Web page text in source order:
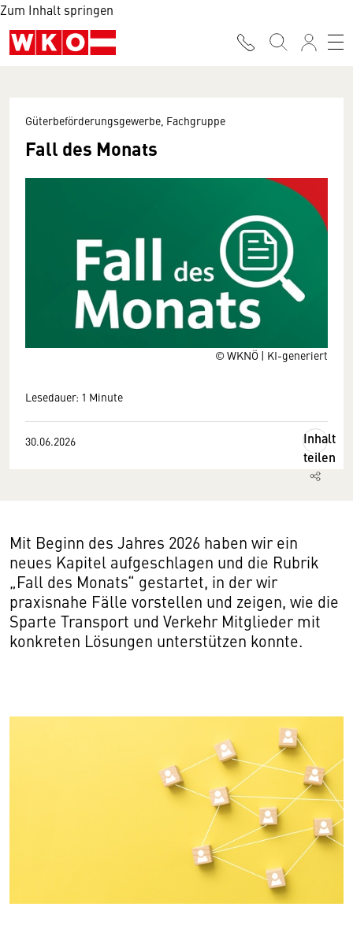
Zum Inhalt springen
© WKNÖ | KI-generiert
Güterbeförderungsgewerbe, Fachgruppe
Fall des Monats
Lesedauer: 1 Minute
30.06.2026
Inhalt
teilen
Mit Beginn des Jahres 2026 haben wir ein
neues Kapitel aufgeschlagen und die Rubrik
„Fall des Monats“ gestartet, in der wir
praxisnahe Fälle vorstellen und zeigen, wie die
Sparte Transport und Verkehr Mitglieder mit
konkreten Lösungen unterstützen konnte.